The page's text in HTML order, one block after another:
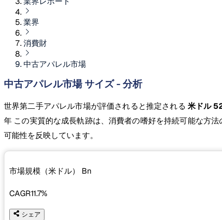
業界
消費財
中古アパレル市場
中古アパレル市場 サイズ - 分析
世界第二手アパレル市場が評価されると推定される 米ドル
年 この実質的な成長軌跡は、消費者の嗜好を持続可能な方
可能性を反映しています。
市場規模（米ドル） Bn
CAGR11.7%
シェア